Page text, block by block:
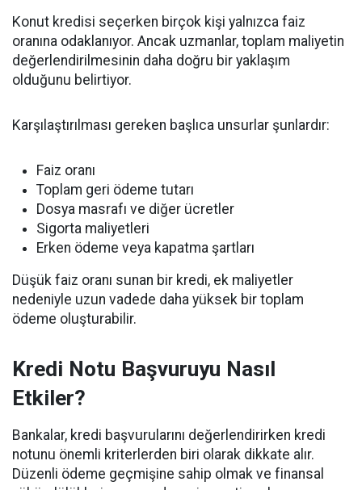
Konut kredisi seçerken birçok kişi yalnızca faiz
oranına odaklanıyor. Ancak uzmanlar, toplam maliyetin
değerlendirilmesinin daha doğru bir yaklaşım
olduğunu belirtiyor.
Karşılaştırılması gereken başlıca unsurlar şunlardır:
Faiz oranı
Toplam geri ödeme tutarı
Dosya masrafı ve diğer ücretler
Sigorta maliyetleri
Erken ödeme veya kapatma şartları
Düşük faiz oranı sunan bir kredi, ek maliyetler
nedeniyle uzun vadede daha yüksek bir toplam
ödeme oluşturabilir.
Kredi Notu Başvuruyu Nasıl
Etkiler?
Bankalar, kredi başvurularını değerlendirirken kredi
notunu önemli kriterlerden biri olarak dikkate alır.
Düzenli ödeme geçmişine sahip olmak ve finansal